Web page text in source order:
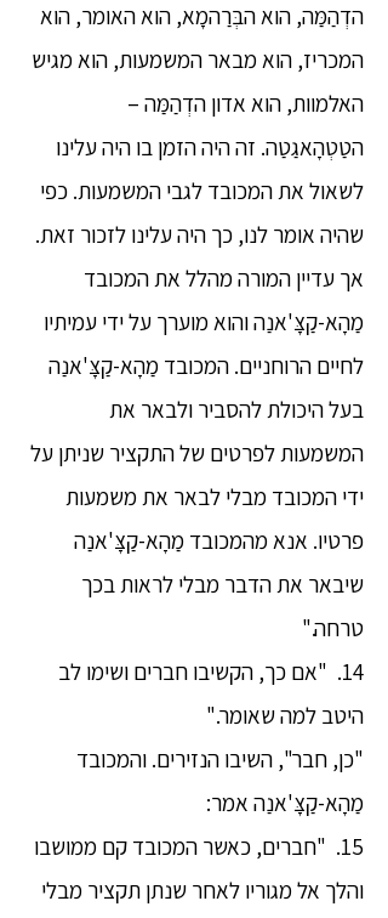
הדְהַמַּה, הוא הבְּרַהמָא, הוא האומר, הוא
המכריז, הוא מבאר המשמעות, הוא מגיש
האלמוות, הוא אדון הדְהַמַּה –
הטַטְהָאגַטַה. זה היה הזמן בו היה עלינו
לשאול את המכובד לגבי המשמעות. כפי
שהיה אומר לנו, כך היה עלינו לזכור זאת.
אך עדיין המורה מהלל את המכובד
מַהָא-קַצָּ'אנַה והוא מוערך על ידי עמיתיו
לחיים הרוחניים. המכובד מַהָא-קַצָּ'אנַה
בעל היכולת להסביר ולבאר את
המשמעות לפרטים של התקציר שניתן על
ידי המכובד מבלי לבאר את משמעות
פרטיו. אנא מהמכובד מַהָא-קַצָּ'אנַה
שיבאר את הדבר מבלי לראות בכך
טרחה."
14. "אם כך, הקשיבו חברים ושימו לב
היטב למה שאומר."
"כן, חבר", השיבו הנזירים. והמכובד
מַהָא-קַצָּ'אנַה אמר:
15. "חברים, כאשר המכובד קם ממושבו
והלך אל מגוריו לאחר שנתן תקציר מבלי